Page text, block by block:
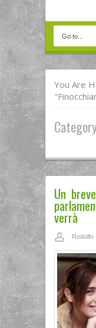
You Are
Un
verrà
Rodolfo